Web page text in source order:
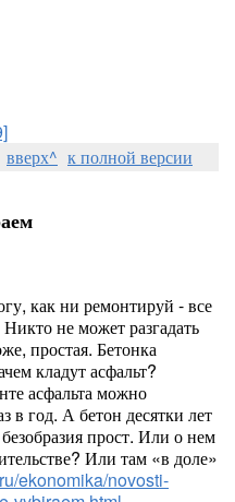
вверх^ к полной версии
как ни ремонтируй - все
не может разгадать
простая. Бетонка
кладут асфальт?
асфальта можно
в год. А бетон десятки лет
прост. Или о нем
Или там «в доле»
ekonomika/novosti-